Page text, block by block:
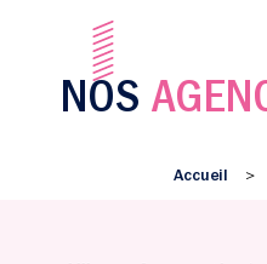
NOS
Accueil >